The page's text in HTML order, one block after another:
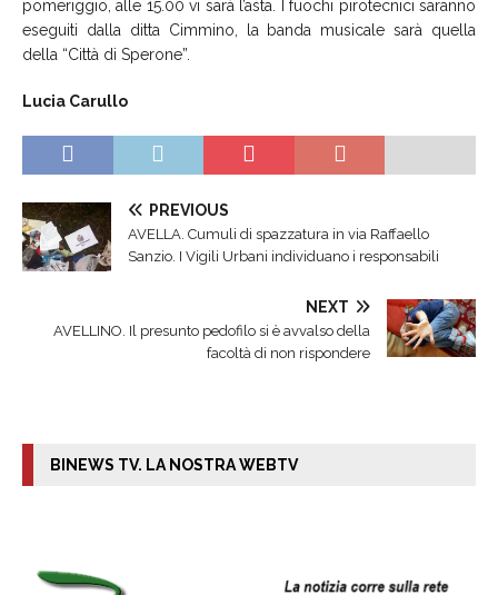
pomeriggio, alle 15.00 vi sarà l’asta. I fuochi pirotecnici saranno
eseguiti dalla ditta Cimmino, la banda musicale sarà quella
della “Città di Sperone”.
Lucia Carullo
PREVIOUS
AVELLA. Cumuli di spazzatura in via Raffaello
Sanzio. I Vigili Urbani individuano i responsabili
NEXT
AVELLINO. Il presunto pedofilo si è avvalso della
facoltà di non rispondere
BINEWS TV. LA NOSTRA WEBTV